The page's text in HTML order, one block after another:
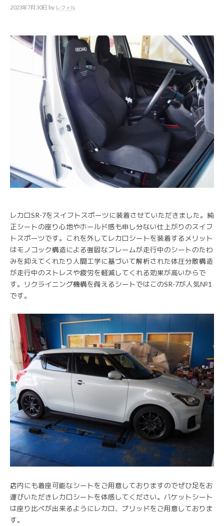
2023年7月30日 by レフィル
レカロSR-7をスイフトスポーツに装着させていただきました。純
正シートの座り心地やホールド感も申し分ない仕上がりのスイフ
トスポーツです。これを外してレカロシートを装着するメリット
はモノコック構造による強固なフレームが走行中のシートのたわ
みを抑えてくれたり人間工学に基づいて解析された体圧分散構造
が走行中のストレスや疲労を軽減してくれる効果が高いからで
す。リクライニング機構を備えるシートではこのSR-7が人気№1
です。
店内にも着座可能なシートをご用意しておりますのでぜひ足をお
運びいただきレカロシートを体感してください。バケットシート
は座り比べが出来るようにレカロ、ブリッドをご用意しておりま
す。